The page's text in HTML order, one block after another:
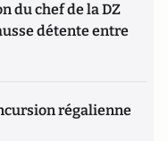
du chef de la DZ
détente entre
régalienne